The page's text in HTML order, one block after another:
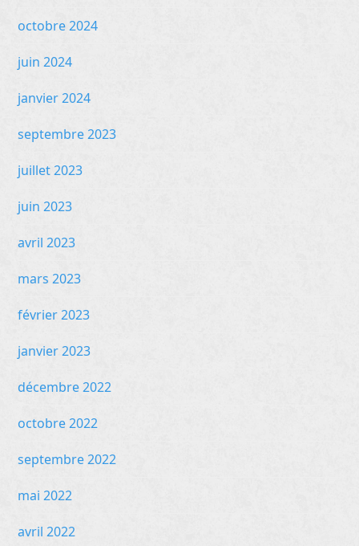
octobre 2024
juin 2024
janvier 2024
septembre 2023
juillet 2023
juin 2023
avril 2023
mars 2023
février 2023
janvier 2023
décembre 2022
octobre 2022
septembre 2022
mai 2022
avril 2022